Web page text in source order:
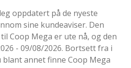
oppdatert på de nyeste
sine kundeaviser. Den
Coop Mega er ute nå, og den
- 09/08/2026. Bortsett fra i
blant annet finne Coop Mega